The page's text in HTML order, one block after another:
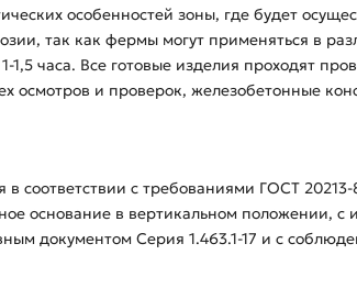
особенностей зоны, где будет
так как фермы могут применяться в
часа. Все готовые изделия проходят
осмотров и проверок, железобетонные
соответствии с требованиями ГОСТ
основание в вертикальном положении, с
документом Серия 1.463.1-17 и с